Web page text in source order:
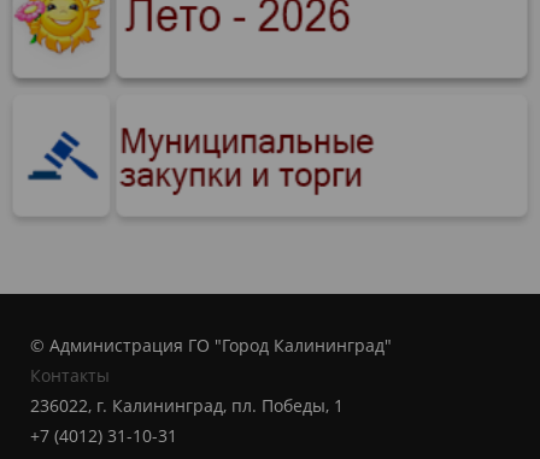
© Администрация ГО "Город Калининград"
Контакты
236022, г. Калининград, пл. Победы, 1
+7 (4012) 31-10-31